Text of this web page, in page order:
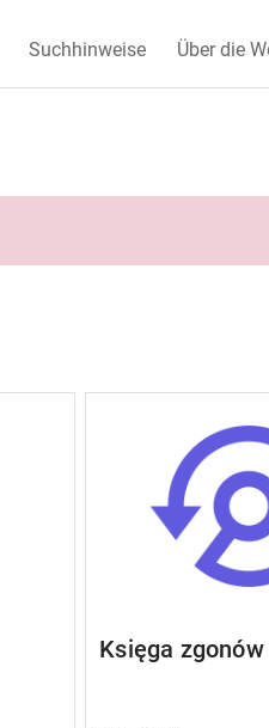
Suchhinweise Über die
Księga zgonów